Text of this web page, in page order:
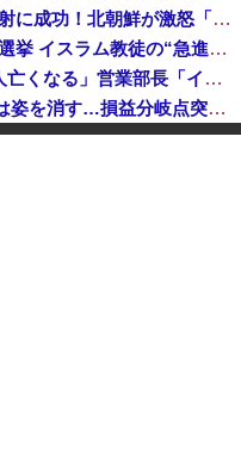
日本が長距離巡航ミサイルの試験発射に成功！北朝鮮が激怒「日本が戦争国家になろうとしている」「絶対に傍観しない、必ず後悔させる」
アメリカ・ミシガン州の民主党予備選挙 イスラム教徒の“急進左派”候補が勝利確実に⋯トランプ氏は批判
日本「熊本地震」ハビタ「従業員2人亡くなる」営業部長「イオンのスタッフに制止されなかった」日本「部長が連絡後の店員行動を証言（謎」イオン「再入館可能の事実ない」→
K-POPアイドルの約半数が3年後には姿を消す…損益分岐点突破は4％未満
ついに国産ヒューマノイド登場、人手不足深刻化の医療・製造現場などでの活用想定！